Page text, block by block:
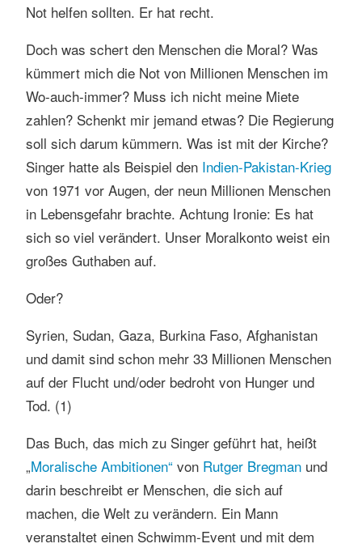
Not helfen sollten. Er hat recht.
Doch was schert den Menschen die Moral? Was
kümmert mich die Not von Millionen Menschen im
Wo-auch-immer? Muss ich nicht meine Miete
zahlen? Schenkt mir jemand etwas? Die Regierung
soll sich darum kümmern. Was ist mit der Kirche?
Singer hatte als Beispiel den Indien-Pakistan-Krieg
von 1971 vor Augen, der neun Millionen Menschen
in Lebensgefahr brachte. Achtung Ironie: Es hat
sich so viel verändert. Unser Moralkonto weist ein
großes Guthaben auf.
Oder?
Syrien, Sudan, Gaza, Burkina Faso, Afghanistan
und damit sind schon mehr 33 Millionen Menschen
auf der Flucht und/oder bedroht von Hunger und
Tod. (1)
Das Buch, das mich zu Singer geführt hat, heißt
„Moralische Ambitionen“ von Rutger Bregmanund
darin beschreibt er Menschen, die sich auf
machen, die Welt zu verändern. Ein Mann
veranstaltet einen Schwimm-Event und mit dem